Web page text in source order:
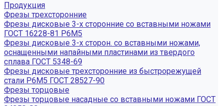
Продукция
Фрезы трехсторонние
Фрезы дисковые 3-х сторонние со вставными ножами
ГОСТ 16228-81 Р6М5
Фрезы дисковые 3-х сторон. со вставными ножами,
оснащенными напайными пластинами из твердого
сплава ГОСТ 5348-69
Фрезы дисковые трехсторонние из быстрорежущей
стали Р6М5 ГОСТ 28527-90
Фрезы торцовые
Фрезы торцовые насадные со вставными ножами ГОСТ